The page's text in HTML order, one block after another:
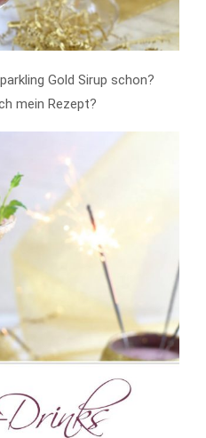
Gold Sirup schon?
mein Rezept?